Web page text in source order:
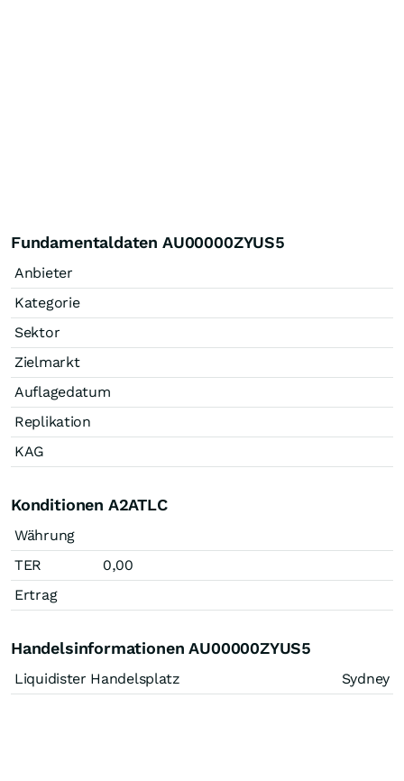
Fundamentaldaten AU00000ZYUS5
Anbieter
Kategorie
Sektor
Zielmarkt
Auflagedatum
Replikation
KAG
Konditionen A2ATLC
Währung
TER
0,00
Ertrag
Handelsinformationen AU00000ZYUS5
Liquidister Handelsplatz Sydney